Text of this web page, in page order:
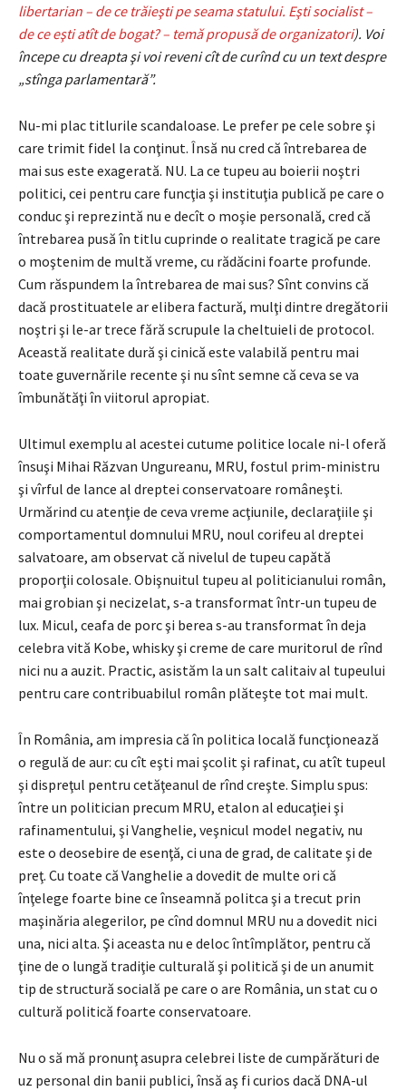
libertarian – de ce trăieşti pe seama statului. Eşti socialist –
de ce eşti atît de bogat? – temă propusă de organizatori). Voi
începe cu dreapta şi voi reveni cît de curînd cu un text despre
„stînga parlamentară”.
Nu-mi plac titlurile scandaloase. Le prefer pe cele sobre şi
care trimit fidel la conţinut. Însă nu cred că întrebarea de
mai sus este exagerată. NU. La ce tupeu au boierii noştri
politici, cei pentru care funcţia şi instituţia publică pe care o
conduc şi reprezintă nu e decît o moşie personală, cred că
întrebarea pusă în titlu cuprinde o realitate tragică pe care
o moştenim de multă vreme, cu rădăcini foarte profunde.
Cum răspundem la întrebarea de mai sus? Sînt convins că
dacă prostituatele ar elibera factură, mulţi dintre dregătorii
noştri şi le-ar trece fără scrupule la cheltuieli de protocol.
Această realitate dură şi cinică este valabilă pentru mai
toate guvernările recente şi nu sînt semne că ceva se va
îmbunătăţi în viitorul apropiat.
Ultimul exemplu al acestei cutume politice locale ni-l oferă
însuşi Mihai Răzvan Ungureanu, MRU, fostul prim-ministru
şi vîrful de lance al dreptei conservatoare româneşti.
Urmărind cu atenţie de ceva vreme acţiunile, declaraţiile şi
comportamentul domnului MRU, noul corifeu al dreptei
salvatoare, am observat că nivelul de tupeu capătă
proporţii colosale. Obişnuitul tupeu al politicianului român,
mai grobian şi necizelat, s-a transformat într-un tupeu de
lux. Micul, ceafa de porc şi berea s-au transformat în deja
celebra vită Kobe, whisky şi creme de care muritorul de rînd
nici nu a auzit. Practic, asistăm la un salt calitaiv al tupeului
pentru care contribuabilul român plăteşte tot mai mult.
În România, am impresia că în politica locală funcţionează
o regulă de aur: cu cît eşti mai şcolit şi rafinat, cu atît tupeul
şi dispreţul pentru cetăţeanul de rînd creşte. Simplu spus:
între un politician precum MRU, etalon al educaţiei şi
rafinamentului, şi Vanghelie, veşnicul model negativ, nu
este o deosebire de esenţă, ci una de grad, de calitate şi de
preţ. Cu toate că Vanghelie a dovedit de multe ori că
înţelege foarte bine ce înseamnă politca şi a trecut prin
maşinăria alegerilor, pe cînd domnul MRU nu a dovedit nici
una, nici alta. Şi aceasta nu e deloc întîmplător, pentru că
ţine de o lungă tradiţie culturală şi politică şi de un anumit
tip de structură socială pe care o are România, un stat cu o
cultură politică foarte conservatoare.
Nu o să mă pronunţ asupra celebrei liste de cumpărături de
uz personal din banii publici, însă aş fi curios dacă DNA-ul